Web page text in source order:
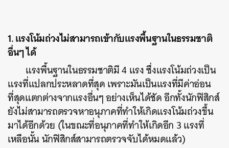
1. แรงโน้มถ่วงไม่สามารถเข้ากับแรงพื้นฐานในธรรมชาติ
อื่นๆ ได้
แรงพื้นฐานในธรรมชาติมี 4 แรง ซึ่งแรงโน้มถ่วงเป็น
แรงที่แปลกประหลาดที่สุด เพราะมันเป็นแรงที่มีค่าอ่อน
ที่สุดแตกต่างจากแรงอื่นๆ อย่างเห็นได้ชัด อีกทั้งนักฟิสิกส์
ยังไม่สามารถตรวจหาอนุภาคที่ทำให้เกิดแรงโน้มถ่วงขึ้น
มาได้อีกด้วย (ในขณะที่อนุภาคที่ทำให้เกิดอีก 3 แรงที่
เหลือนั้น นักฟิสิกส์สามารถตรวจจับได้หมดแล้ว)